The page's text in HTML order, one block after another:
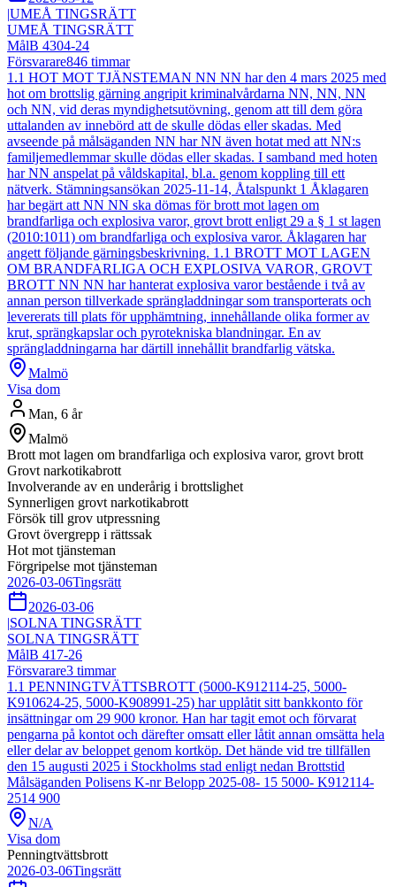
|UMEÅ TINGSRÄTT
UMEÅ TINGSRÄTT
MålB 4304-24
Försvarare846 timmar
1.1 HOT MOT TJÄNSTEMAN NN NN har den 4 mars 2025 med
hot om brottslig gärning angripit kriminalvårdarna NN, NN, NN
och NN, vid deras myndighetsutövning, genom att till dem göra
uttalanden av innebörd att de skulle dödas eller skadas. Med
avseende på målsäganden NN har NN även hotat med att NN:s
familjemedlemmar skulle dödas eller skadas. I samband med hoten
har NN anspelat på våldskapital, bl.a. genom koppling till ett
nätverk. Stämningsansökan 2025-11-14, Åtalspunkt 1 Åklagaren
har begärt att NN NN ska dömas för brott mot lagen om
brandfarliga och explosiva varor, grovt brott enligt 29 a § 1 st lagen
(2010:1011) om brandfarliga och explosiva varor. Åklagaren har
angett följande gärningsbeskrivning. 1.1 BROTT MOT LAGEN
OM BRANDFARLIGA OCH EXPLOSIVA VAROR, GROVT
BROTT NN NN har hanterat explosiva varor bestående i två av
annan person tillverkade sprängladdningar som transporterats och
levererats till plats för upphämtning, innehållande olika former av
krut, sprängkapslar och pyrotekniska blandningar. En av
sprängladdningarna har därtill innehållit brandfarlig vätska.
Malmö
Visa dom
Man, 6 år
Malmö
Brott mot lagen om brandfarliga och explosiva varor, grovt brott
Grovt narkotikabrott
Involverande av en underårig i brottslighet
Synnerligen grovt narkotikabrott
Försök till grov utpressning
Grovt övergrepp i rättssak
Hot mot tjänsteman
Förgripelse mot tjänsteman
2026-03-06Tingsrätt
2026-03-06
|SOLNA TINGSRÄTT
SOLNA TINGSRÄTT
MålB 417-26
Försvarare3 timmar
1.1 PENNINGTVÄTTSBROTT (5000-K912114-25, 5000-
K910624-25, 5000-K908991-25) har upplåtit sitt bankkonto för
insättningar om 29 900 kronor. Han har tagit emot och förvarat
pengarna på kontot och därefter omsatt eller låtit annan omsätta hela
eller delar av beloppet genom kortköp. Det hände vid tre tillfällen
den 15 augusti 2025 i Stockholms stad enligt nedan Brottstid
Målsäganden Polisens K-nr Belopp 2025-08- 15 5000- K912114-
2514 900
N/A
Visa dom
Penningtvättsbrott
2026-03-06Tingsrätt